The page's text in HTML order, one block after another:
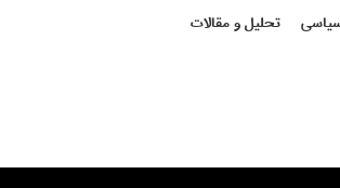
تحلیل و مقالات